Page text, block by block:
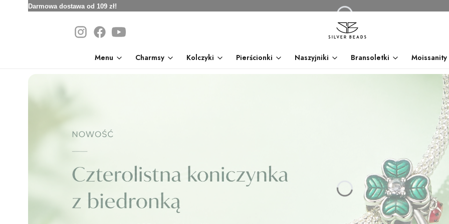
Darmowa dostawa od 109 zł!
Menu Charmsy Kolczyki Pierścionki Naszyjniki Bransoletki Moissanity